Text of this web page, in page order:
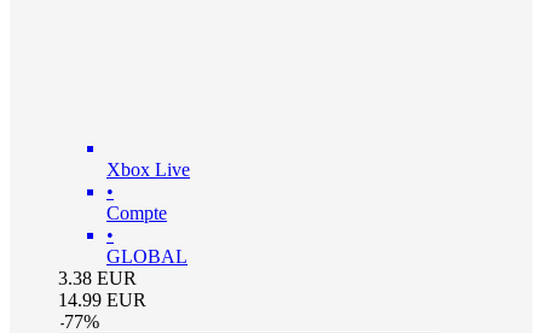
Xbox Live
•
Compte
•
GLOBAL
3.38 EUR
14.99 EUR
-77%